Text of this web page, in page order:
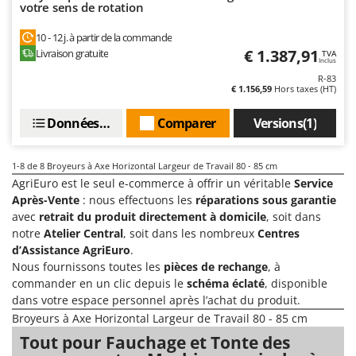
Master
Mastercook
Masterpro
Michelin
Minox
Mockmill
More than chef
MOSA
MOVA
Mowox
MTD
votre sens de rotation
10 - 12 j. à partir de la commande
Livraison gratuite
€ 1.387,91 TVA
Inclus
R-83
€ 1.156,59 Hors taxes (HT)
Versions(1)
Comparer
Données techniques
1-8 de 8 Broyeurs à Axe Horizontal Largeur de Travail 80 - 85 cm
AgriEuro est le seul e-commerce à offrir un véritable Service
Après-Vente : nous effectuons les réparations sous garantie
avec retrait du produit directement à domicile, soit dans
notre Atelier Central, soit dans les nombreux Centres
d’Assistance AgriEuro.
Nous fournissons toutes les pièces de rechange, à
commander en un clic depuis le schéma éclaté, disponible
dans votre espace personnel après l’achat du produit.
Broyeurs à Axe Horizontal Largeur de Travail 80 - 85 cm
Tout pour Fauchage et Tonte des